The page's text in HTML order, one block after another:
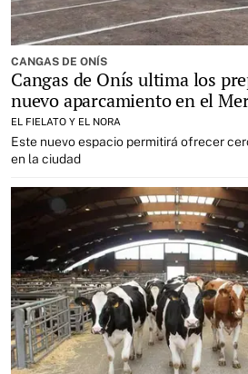
CANGAS DE ONÍS
Cangas de Onís ultima los
nuevo aparcamiento en el
EL FIELATO Y EL NORA
Este nuevo espacio permitirá ofrecer
en la ciudad